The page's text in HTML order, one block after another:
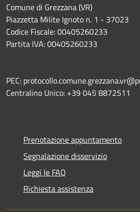
Comune di Grezzana (VR)
Piazzetta Milite Ignoto n. 1 - 37023
Codice Fiscale: 00405260233
Partita IVA: 00405260233
PEC:
Centralino Unico: +39 045 8872511
Prenotazione appuntamento
Segnalazione disservizio
Leggi le FAQ
Richiesta assistenza